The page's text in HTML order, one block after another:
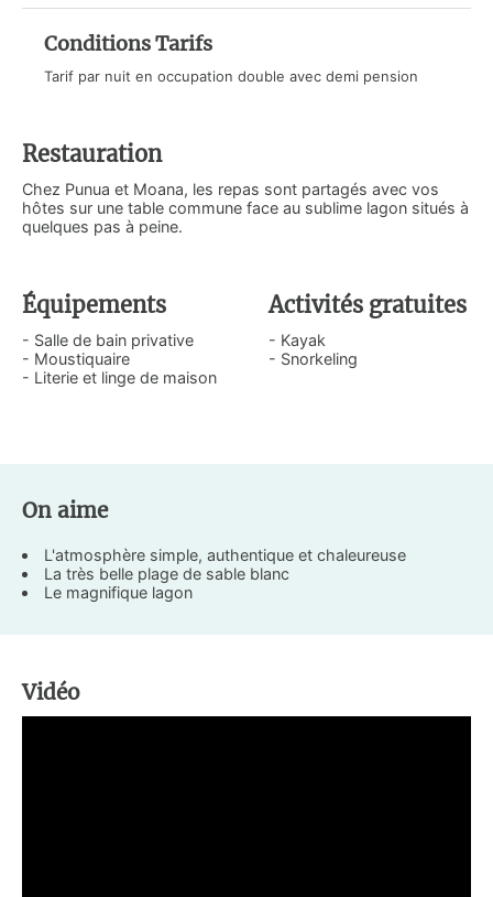
Conditions Tarifs
Tarif par nuit en occupation double avec demi pension
Restauration
Chez Punua et Moana, les repas sont partagés avec vos
hôtes sur une table commune face au sublime lagon situés à
quelques pas à peine.
Équipements
- Salle de bain privative
- Moustiquaire
- Literie et linge de maison
Activités gratuites
- Kayak
- Snorkeling
On aime
L'atmosphère simple, authentique et chaleureuse
La très belle plage de sable blanc
Le magnifique lagon
Vidéo